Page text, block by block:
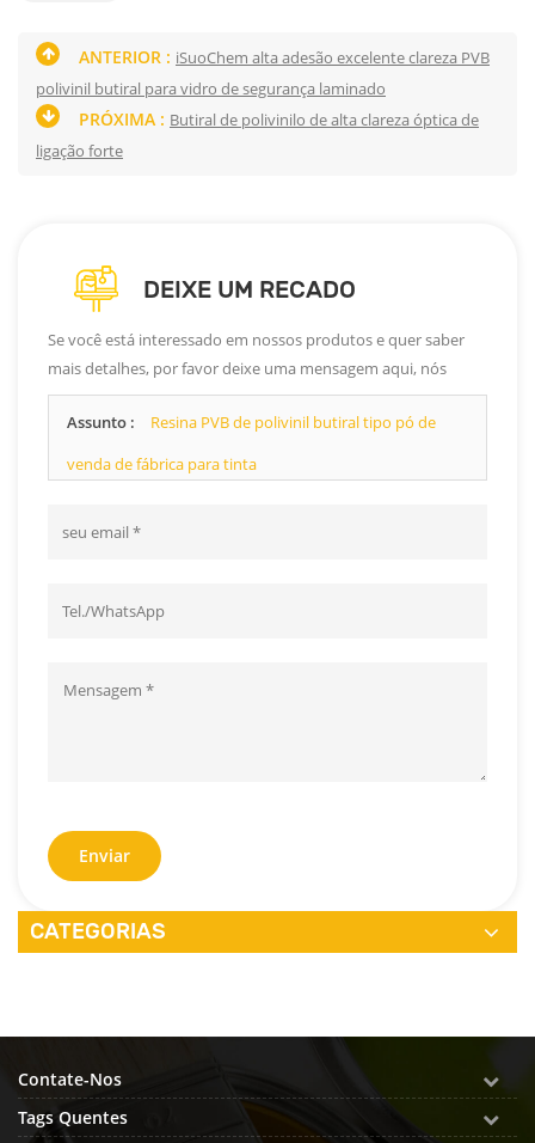
ANTERIOR : iSuoChem alta adesão excelente clareza PVB
polivinil butiral para vidro de segurança laminado
PRÓXIMA : Butiral de polivinilo de alta clareza óptica de
ligação forte
DEIXE UM RECADO
Se você está interessado em nossos produtos e quer saber
mais detalhes, por favor deixe uma mensagem aqui, nós
responderemos o mais breve possível.
Assunto :
Resina PVB de polivinil butiral tipo pó de
venda de fábrica para tinta
Enviar
CATEGORIAS
Contate-Nos
Tags Quentes